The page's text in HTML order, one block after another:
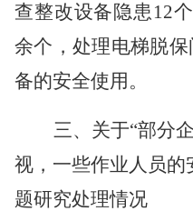
查整改设备隐患12
余个，处理电梯脱
备的安全使用。
三、关于“部分
视，一些作业人员的
题研究处理情况